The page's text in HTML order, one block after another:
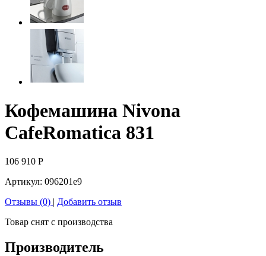
Кофемашина Nivona
CafeRomatica 831
106 910 Р
Артикул: 096201e9
Отзывы (0) | Добавить отзыв
Товар снят с производства
Производитель